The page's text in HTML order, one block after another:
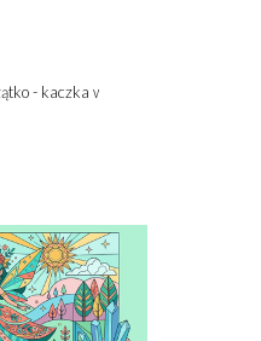
- kaczka w kosmosie jako